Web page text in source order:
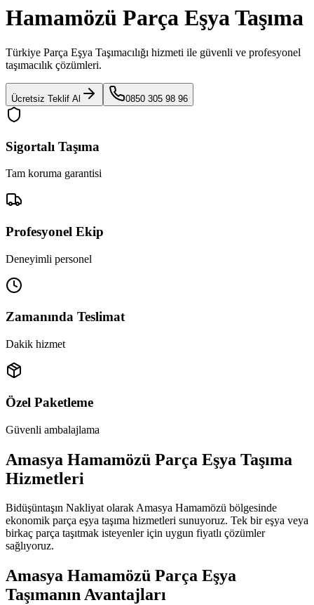
Hamamözü Parça Eşya Taşıma
Türkiye Parça Eşya Taşımacılığı hizmeti ile güvenli ve profesyonel
taşımacılık çözümleri.
Ücretsiz Teklif Al 0850 305 98 96
Sigortalı Taşıma
Tam koruma garantisi
Profesyonel Ekip
Deneyimli personel
Zamanında Teslimat
Dakik hizmet
Özel Paketleme
Güvenli ambalajlama
Amasya Hamamözü Parça Eşya Taşıma
Hizmetleri
Bidüşüntaşın Nakliyat olarak Amasya Hamamözü bölgesinde
ekonomik parça eşya taşıma hizmetleri sunuyoruz. Tek bir eşya veya
birkaç parça taşıtmak isteyenler için uygun fiyatlı çözümler
sağlıyoruz.
Amasya Hamamözü Parça Eşya
Taşımanın Avantajları